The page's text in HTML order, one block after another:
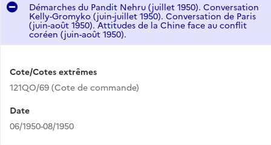
Démarches du Pandit Nehru (juillet 1950). Conversation
Kelly-Gromyko (juin-juillet 1950). Conversation de Paris
(juin-août 1950). Attitudes de la Chine face au conflit
coréen (juin-août 1950).
Cote/Cotes extrêmes
121QO/69 (Cote de commande)
Date
06/1950-08/1950